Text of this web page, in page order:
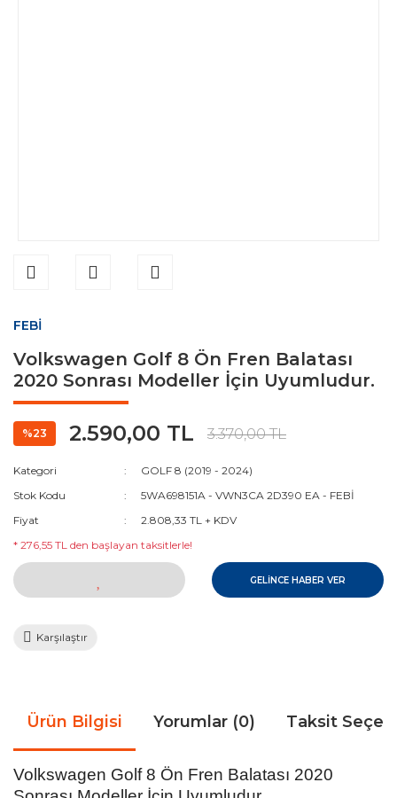
FEBİ
Volkswagen Golf 8 Ön Fren Balatası
2020 Sonrası Modeller İçin Uyumludur.
%23 2.590,00 TL 3.370,00 TL
Kategori
GOLF 8 (2019 - 2024)
Stok Kodu
5WA698151A - VWN3CA 2D390 EA - FEBİ
Fiyat
2.808,33 TL + KDV
* 276,55 TL den başlayan taksitlerle!
GELİNCE HABER VER
Karşılaştır
Ürün Bilgisi Yorumlar (0) Taksit
Volkswagen Golf 8 Ön Fren Balatası 2020